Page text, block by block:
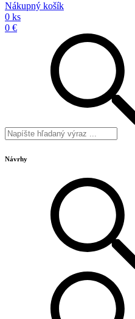
Nákupný košík
0 ks
0 €
Návrhy